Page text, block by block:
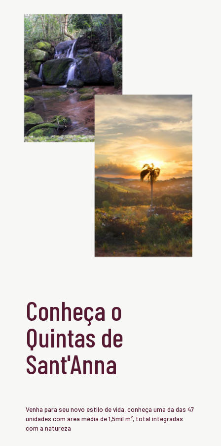
Conheça o
Quintas de
Sant'Anna
Venha para seu novo estilo de vida, conheça uma da das 47
unidades com área média de 1,5mil m², total integradas
com a natureza